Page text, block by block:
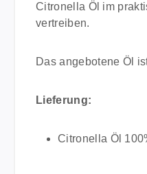
Citronella Öl im
vertreiben.
Das angebotene Öl
Lieferung:
Citronella Öl